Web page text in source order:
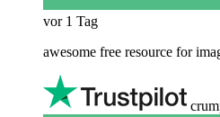
vor 1 Tag
awesome free resource for